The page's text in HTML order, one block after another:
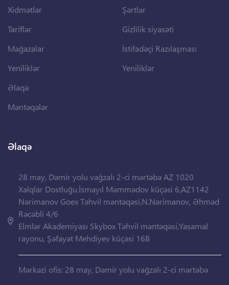
Xidmətlər
Tariflər
Mağazalar
Yeniliklər
Əlaqə
Məntəqələr
Şərtlər
Gizlilik siyasəti
İstifadəçi Razılaşması
Yeniliklər
Əlaqə
28 may, Dəmir yolu vağzalı 2-ci mərtəbə AZ 1020
Xalqlar Dostluğu,İsmayıl Məmmədov küçəsi 6,AZ1142
Nərimanov Goex Təhvil məntəqəsi,N.Nərimanov, Əhməd
Rəcəbli 4/6
Elmlər Akademiyası Skybox Təhvil məntəqəsi,Yasamal
rayonu, Şəfayət Mehdiyev küçəsi 16B
Mərkəzi ofis: 28 may, Dəmir yolu vağzalı 2-ci mərtəbə